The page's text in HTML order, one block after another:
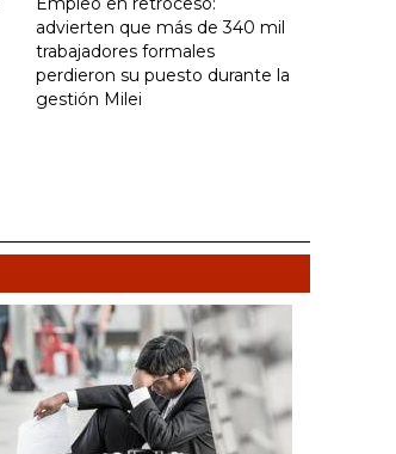
advierten que más de 340 mil
trabajadores formales
perdieron su puesto durante la
gestión Milei